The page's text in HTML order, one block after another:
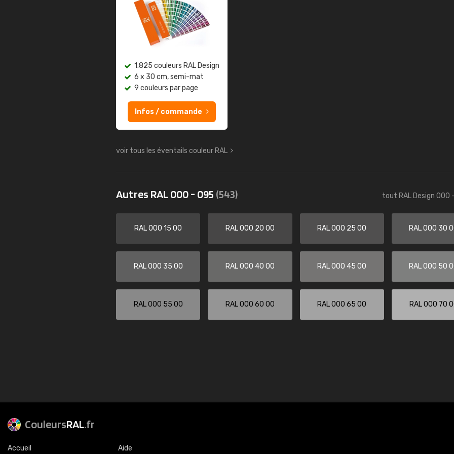
1.825 couleurs RAL Design
6 x 30 cm, semi-mat
9 couleurs par page
Infos / commande
voir tous les éventails couleur RAL
Autres RAL 000 - 095 (543) tout RAL Design 000
RAL 000 15 00 RAL 000 20 00 RAL 000 25 00 RAL 000 30
RAL 000 35 00 RAL 000 40 00 RAL 000 45 00 RAL 000 50
RAL 000 55 00 RAL 000 60 00 RAL 000 65 00 RAL 000 70
CouleursRAL.fr
Accueil Aide